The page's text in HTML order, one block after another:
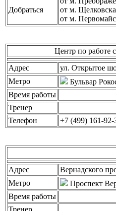
Добраться
от м.
от м.
Центр по
Адрес
ул. Открытое
Метро
Бульвар
Время работы
Тренер
Телефон
+7 (499) 161-92-
Адрес
Вернадского
Метро
Проспект
Время работы